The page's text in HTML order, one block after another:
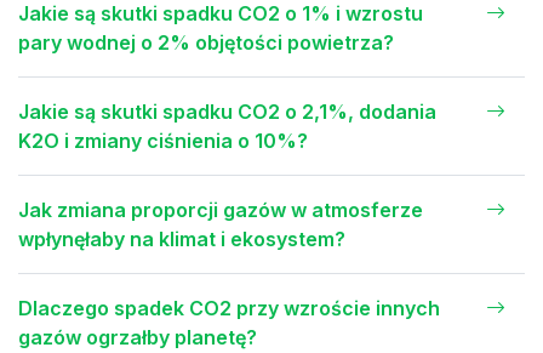
Jakie są skutki spadku CO2 o 1% i wzrostu
pary wodnej o 2% objętości powietrza?
Jakie są skutki spadku CO2 o 2,1%, dodania
K2O i zmiany ciśnienia o 10%?
Jak zmiana proporcji gazów w atmosferze
wpłynęłaby na klimat i ekosystem?
Dlaczego spadek CO2 przy wzroście innych
gazów ogrzałby planetę?